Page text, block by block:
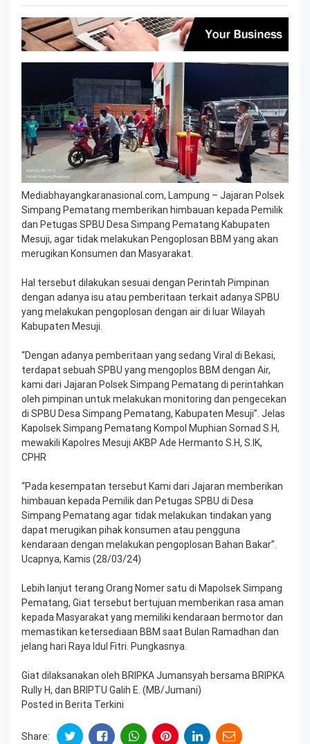
Mediabhayangkaranasional.com, Lampung – Jajaran Polsek
Simpang Pematang memberikan himbauan kepada Pemilik
dan Petugas SPBU Desa Simpang Pematang Kabupaten
Mesuji, agar tidak melakukan Pengoplosan BBM yang akan
merugikan Konsumen dan Masyarakat.
Hal tersebut dilakukan sesuai dengan Perintah Pimpinan
dengan adanya isu atau pemberitaan terkait adanya SPBU
yang melakukan pengoplosan dengan air di luar Wilayah
Kabupaten Mesuji.
“Dengan adanya pemberitaan yang sedang Viral di Bekasi,
terdapat sebuah SPBU yang mengoplos BBM dengan Air,
kami dari Jajaran Polsek Simpang Pematang di perintahkan
oleh pimpinan untuk melakukan monitoring dan pengecekan
di SPBU Desa Simpang Pematang, Kabupaten Mesuji”. Jelas
Kapolsek Simpang Pematang Kompol Muphian Somad S.H,
mewakili Kapolres Mesuji AKBP Ade Hermanto S.H, S.IK,
CPHR
“Pada kesempatan tersebut Kami dari Jajaran memberikan
himbauan kepada Pemilik dan Petugas SPBU di Desa
Simpang Pematang agar tidak melakukan tindakan yang
dapat merugikan pihak konsumen atau pengguna
kendaraan dengan melakukan pengoplosan Bahan Bakar”.
Ucapnya, Kamis (28/03/24)
Lebih lanjut terang Orang Nomer satu di Mapolsek Simpang
Pematang, Giat tersebut bertujuan memberikan rasa aman
kepada Masyarakat yang memiliki kendaraan bermotor dan
memastikan ketersediaan BBM saat Bulan Ramadhan dan
jelang hari Raya Idul Fitri. Pungkasnya.
Giat dilaksanakan oleh BRIPKA Jumansyah bersama BRIPKA
Rully H, dan BRIPTU Galih E. (MB/Jumani)
Posted in Berita Terkini
Share: